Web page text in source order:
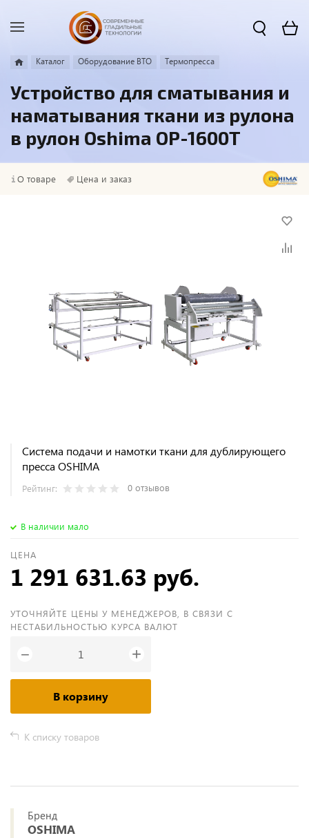
Каталог Оборудование ВТО Термопресса
Устройство для сматывания и
наматывания ткани из рулона
в рулон Oshima OP-1600T
О товаре Цена и заказ
Система подачи и намотки ткани для дублирующего
пресса OSHIMA
Рейтинг: 0 отзывов
В наличии мало
ЦЕНА
1 291 631.63 руб.
УТОЧНЯЙТЕ ЦЕНЫ У МЕНЕДЖЕРОВ, В СВЯЗИ С
НЕСТАБИЛЬНОСТЬЮ КУРСА ВАЛЮТ
− +
В корзину
К списку товаров
Бренд
OSHIMA